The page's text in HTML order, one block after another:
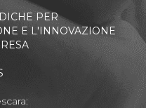
PER
E L'INNOVAZIONE